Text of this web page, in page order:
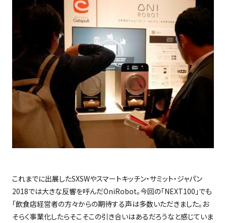
これまでに出展したSXSWやスマートキッチン・サミット・ジャパン
2018では大きな反響を呼んだOniRobot。今回の「NEXT100 」でも
「飲食店経営者の方々からの期待する声は多数いただきました。お
そらく事業化したらそこそこの引き合いはあるだろうなと感じていま